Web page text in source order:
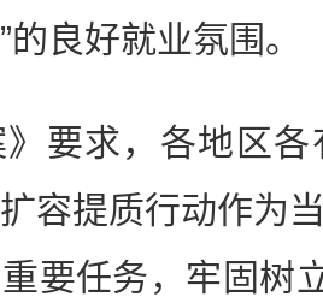
良好就业氛围。
求，各地区各
容提质行动作为
要任务，牢固树